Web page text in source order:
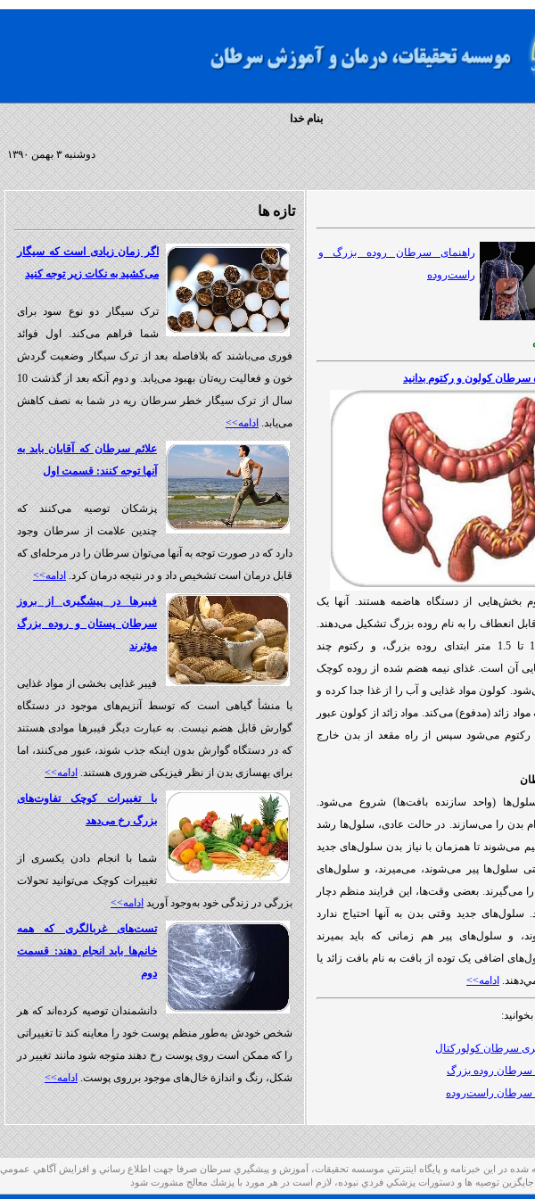
بنام خدا
دوشنبه ۳ بهمن ۱۳۹۰
راهنمای سرطان روده بزرگ و
راست‌روده
سرطان کولون و رکتوم بدانید
بخش‌هایی از دستگاه هاضمه هستند. آنها یک
انعطاف را به نام روده بزرگ تشکیل می‌دهند.
کولون حدود 1 تا 1.5 متر ابتدای روده بزرگ، و رکتوم چند
آن است. غذای نیمه هضم شده از روده کوچک
کولون مواد غذایی و آب را از غذا جدا كرده و
مواد زائد (مدفوع) می‌کند. مواد زائد از کولون عبور
رکتوم می‌شود سپس از راه مقعد از بدن خارج
(واحد سازنده بافت‌ها) شروع می‌شود.
بدن را می‌سازند. در حالت عادی، سلول‌ها رشد
می‌شوند تا همزمان با نیاز بدن سلول‌های جدید
سلول‌ها پیر می‌شوند، می‌میرند، و سلول‌های
را می‌گیرند. بعضی وقت‌ها، این فرایند منظم دچار
سلول‌های جدید وقتی بدن به آنها احتیاج ندارد
و سلول‌های پیر هم زمانی که باید بمیرند
اضافی یک توده از بافت به نام بافت زائد یا
ادامه>>
سرطان کولورکتال
سرطان روده بزرگ
سرطان راست‌روده
تازه ها
اگر زمان زیادی است که سیگار
می‌کشید به نکات زیر توجه کنید
ترک سیگار دو نوع سود برای
شما فراهم می‌کند. اول فوائد
فوری می‌باشند که بلافاصله بعد از ترک سیگار وضعیت گردش
خون و فعالیت ریه‌تان بهبود می‌یابد. و دوم آنکه بعد از گذشت 10
سال از ترک سیگار خطر سرطان ریه در شما به نصف کاهش
می‌یابد.ادامه>>
علائم سرطان که آقایان باید به
آنها توجه کنند: قسمت اول
پزشکان توصیه می‌کنند که
چندین علامت از سرطان وجود
دارد که در صورت توجه به آنها می‌توان سرطان را در مرحله‌ای که
قابل درمان است تشخیص داد و در نتیجه درمان کرد.ادامه>>
فیبرها در پیشگیری از بروز
سرطان پستان و روده بزرگ
مؤثرند
فیبر غذایی بخشی از مواد غذایی
با منشأ گیاهی است كه توسط آنزیم‌های موجود در دستگاه
گوارش قابل هضم نیست. به عبارت دیگر فیبرها موادی هستند
كه در دستگاه گوارش بدون اینكه جذب شوند، عبور می‌كنند، اما
برای بهسازی بدن از نظر فیزیكی ضروری هستند.ادامه>>
با تغییرات کوچک تفاوت‌های
بزرگ رخ می‌دهد
شما با انجام دادن یکسری از
تغییرات کوچک می‌توانید تحولات
بزرگی در زندگی خود به‌وجود آوریدادامه>>
تست‌های غربالگری که همه
خانم‌ها باید انجام دهند: قسمت
دوم
دانشمندان توصیه کرده‌اند که هر
شخص خودش به‌طور منظم پوست خود را معاینه کند تا تغییراتی
را که ممکن است روی پوست رخ دهند متوجه شود مانند تغییر در
شکل، رنگ و اندازة خال‌های موجود برروی پوست.ادامه>>
شده در این خبرنامه و پايگاه اينترنتي موسسه تحقيقات، آموزش و پيشگيري سرطان صرفا جهت اطلاع رساني و افزايش آگاهي عمومي
توصيه ها و دستورات پزشكي فردي نبوده، لازم است در هر مورد با پزشك معالج مشورت شود